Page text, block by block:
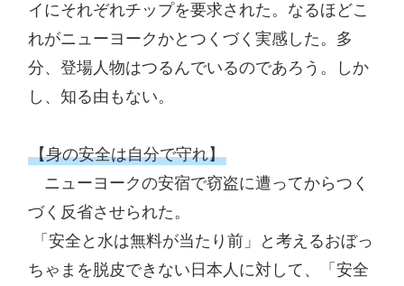
イにそれぞれチップを要求された。なるほどこ
れがニューヨークかとつくづく実感した。多
分、登場人物はつるんでいるのであろう。しか
し、知る由もない。
【身の安全は自分で守れ】
ニューヨークの安宿で窃盗に遭ってからつく
づく反省させられた。
「安全と水は無料が当たり前」と考えるおぼっ
ちゃまを脱皮できない日本人に対して、「安全